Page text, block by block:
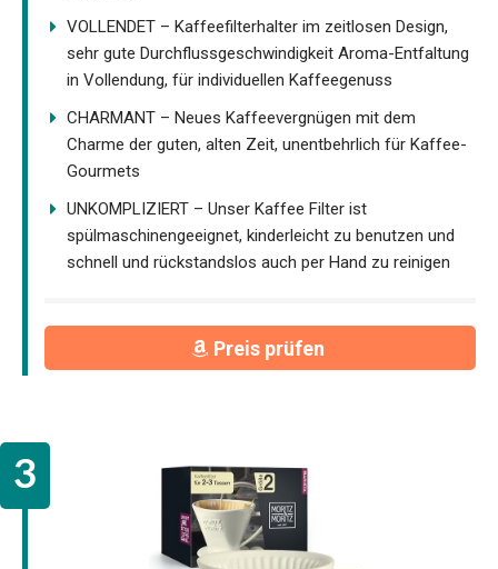
VOLLENDET – Kaffeefilterhalter im zeitlosen Design,
sehr gute Durchflussgeschwindigkeit Aroma-Entfaltung
in Vollendung, für individuellen Kaffeegenuss
CHARMANT – Neues Kaffeevergnügen mit dem
Charme der guten, alten Zeit, unentbehrlich für Kaffee-
Gourmets
UNKOMPLIZIERT – Unser Kaffee Filter ist
spülmaschinengeeignet, kinderleicht zu benutzen und
schnell und rückstandslos auch per Hand zu reinigen
Preis prüfen